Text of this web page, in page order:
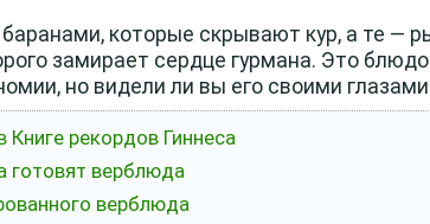
которые скрывают кур, а те —
замирает сердце гурмана. Это
но видели ли вы его своими
рекордов Гиннеса
готовят верблюда
верблюда